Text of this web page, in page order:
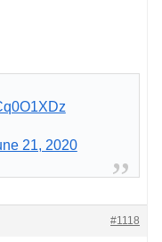
21, 2020
#1118